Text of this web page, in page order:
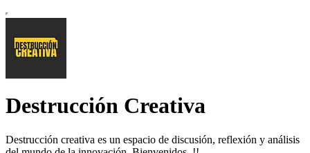
Destrucción Creativa
Destrucción creativa es un espacio de discusión, reflexión y análisis